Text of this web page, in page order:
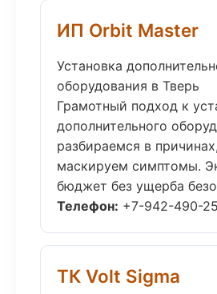
ИП Orbit Master
Установка
оборудования в Тверь
Грамотный подход к
дополнительного
разбираемся в
маскируем симптомы.
бюджет без ущерба
Телефон: +7-942-490-
ТК Volt Sigma